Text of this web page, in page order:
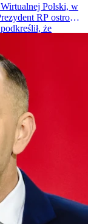
Polski, w
RP ostro
że